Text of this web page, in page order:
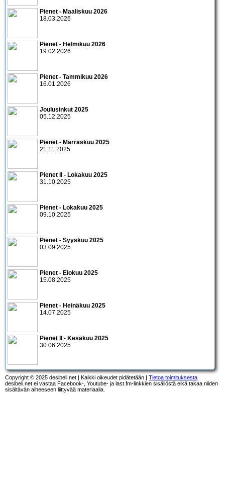
Pienet - Maaliskuu 2026
18.03.2026
Pienet - Helmikuu 2026
19.02.2026
Pienet - Tammikuu 2026
16.01.2026
Joulusinkut 2025
05.12.2025
Pienet - Marraskuu 2025
21.11.2025
Pienet II - Lokakuu 2025
31.10.2025
Pienet - Lokakuu 2025
09.10.2025
Pienet - Syyskuu 2025
03.09.2025
Pienet - Elokuu 2025
15.08.2025
Pienet - Heinäkuu 2025
14.07.2025
Pienet II - Kesäkuu 2025
30.06.2025
Copyright © 2025 desibeli.net | Kaikki oikeudet pidätetään | Tietoa toimituksesta
desibeli.net ei vastaa Facebook-, Youtube- ja last.fm-linkkien sisällöstä eikä takaa niiden
sisältävän aiheeseen liittyvää materiaalia.